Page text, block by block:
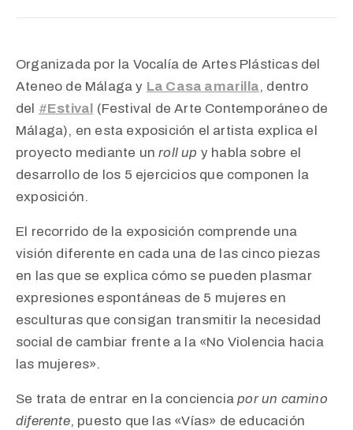
Organizada por la Vocalía de Artes Plásticas del
Ateneo de Málaga y La Casa amarilla, dentro
del #Estival (Festival de Arte Contemporáneo de
Málaga), en esta exposición el artista explica el
proyecto mediante unroll up y habla sobre el
desarrollo de los 5 ejercicios que componen la
exposición.
El recorrido de la exposición comprende una
visión diferente en cada una de las cinco piezas
en las que se explica cómo se pueden plasmar
expresiones espontáneas de 5 mujeres en
esculturas que consigan transmitir la necesidad
social de cambiar frente a la «No Violencia hacia
las mujeres».
Se trata de entrar en la concienciapor un camino
diferente, puesto que las «Vías» de educación